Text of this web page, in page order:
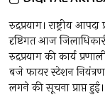
रुद्रप्रयाग। राष्ट्रीय
दृष्टिगत आज
रुद्रप्रयाग की कार्य
बजे फायर स्टेशन
लगने की सूचना प्राप्त हुई।